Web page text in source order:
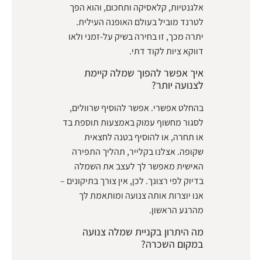
אלגנטיות, קלאסיקה ותחכום, והוא הפך
לטרנד מוביל בעולם האופנה העילית.
יתרה מכך, זו בחירה בשיק על-זמני ולאו
דווקא ציות לקוד דתי.
איך אפשר להפוך שמלה קיימת
לצנועה יותר?
בהחלט אפשרי. אפשר להוסיף שרוולים,
לסגור מחשוף עמוק באמצעות תוספת בד
או תחרה, או להוסיף בטנה לחצאית
שקופה. אצלנו בקלייר, תהליך התפירה
האישית מאפשר לך לעצב את השמלה
בדיוק לפי רצונך. לכן, אין צורך בתיקונים –
אנו יוצרות אותה צנועה ומותאמת לך
מהרגע הראשון.
מה היתרון בקניית שמלה צנועה
במקום השכרה?